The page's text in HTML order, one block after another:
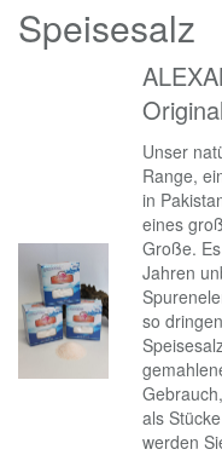
Speisesalz
Original
Unser
Range,
in
eines
Große.
Jahren
so
als
werden